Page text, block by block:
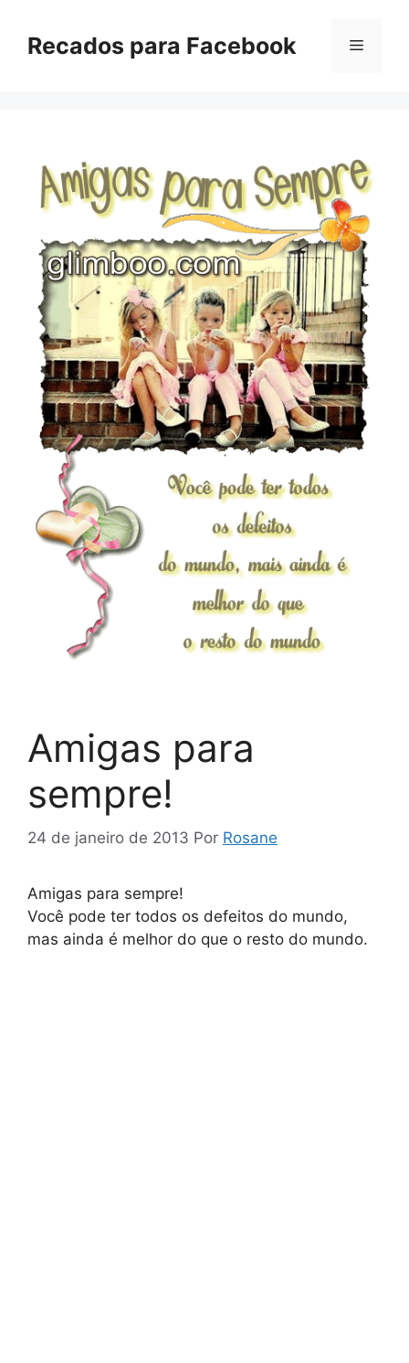
paraRecados para Facebook Menu
Amigas para
sempre!
24 de janeiro de 2013 Por Rosane
Amigas para sempre!
Você pode ter todos os defeitos do mundo,
mas ainda é melhor do que o resto do mundo.